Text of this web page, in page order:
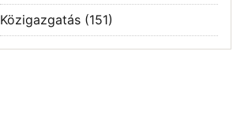
Közigazgatás (151)